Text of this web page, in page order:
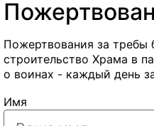
Пожертвования за требы
строительство Храма в
о воинах - каждый день
Имя